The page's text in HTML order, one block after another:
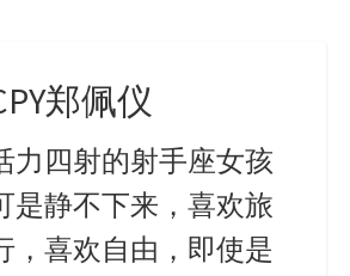
郑佩仪
力四射的射手座女孩
是静不下来，喜欢旅
，喜欢自由，即使是